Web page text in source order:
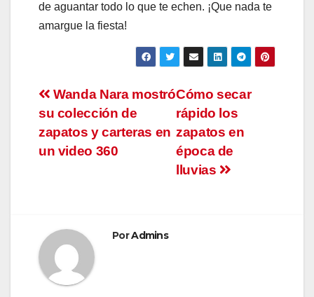
de aguantar todo lo que te echen. ¡Que nada te
amargue la fiesta!
Navegación
de
entradas
Cómo secar
rápido los
zapatos en
época de
lluvias
Wanda Nara mostró
su colección de
zapatos y carteras en
un video 360
PorAdmins